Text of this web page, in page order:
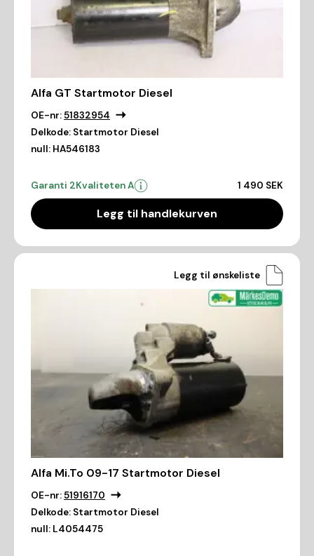
Alfa GT Startmotor Diesel
OE-nr:51832954
Delkode: Startmotor Diesel
null: HA546183
Garanti 2Kvaliteten A 1 490 SEK
Legg til handlekurven
Legg til ønskeliste
Alfa Mi.To 09-17 Startmotor Diesel
OE-nr:51916170
Delkode: Startmotor Diesel
null: L4054475